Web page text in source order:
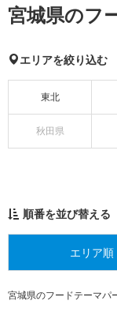
宮城県のフ
エリアを絞り込む
東北
秋田県
順番を並び替える
エリア順
宮城県のフードテーマパ